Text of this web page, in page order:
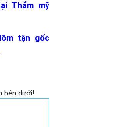
Thẩm mỹ
tận gốc
bên dưới!